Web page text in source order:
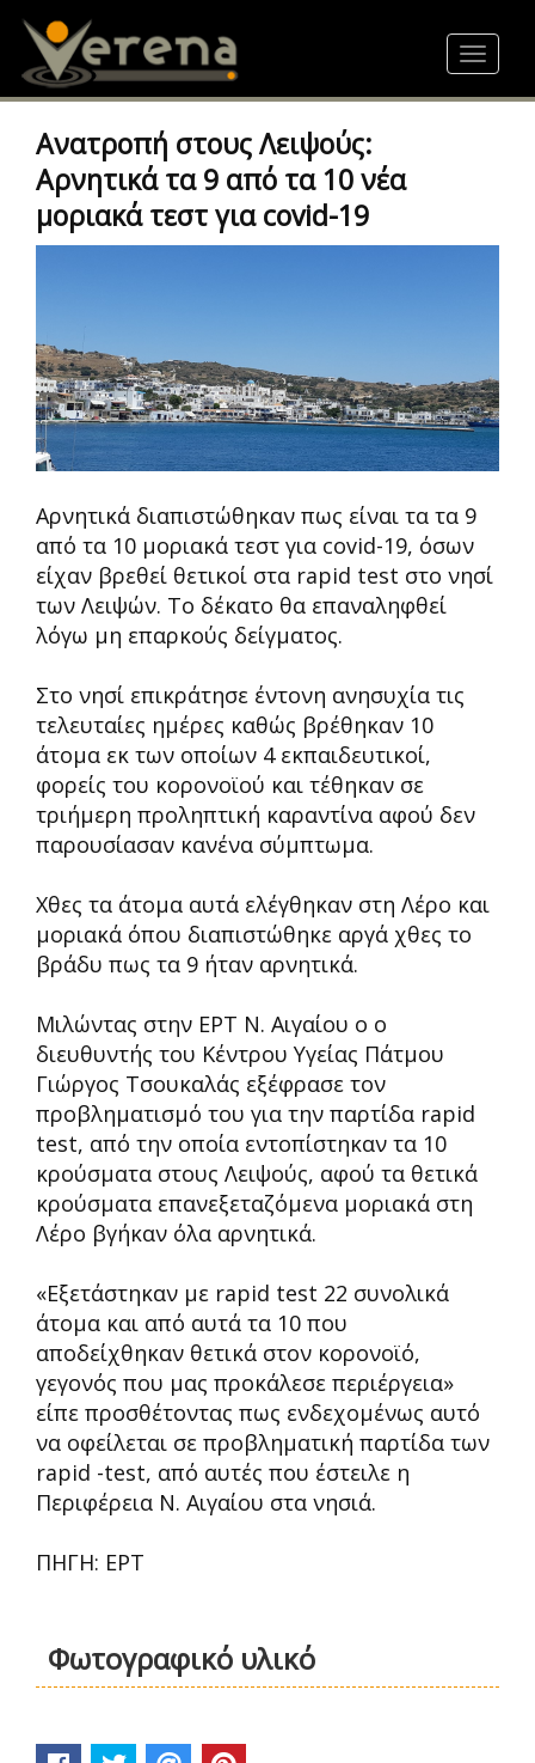
content
Toggle
Ανατροπή στους Λειψούς:
Αρνητικά τα 9 από τα 10 νέα
μοριακά τεστ για covid-19
Αρνητικά διαπιστώθηκαν πως είναι τα τα 9
από τα 10 μοριακά τεστ για covid-19, όσων
είχαν βρεθεί θετικοί στα rapid test στο νησί
των Λειψών. Το δέκατο θα επαναληφθεί
λόγω μη επαρκούς δείγματος.
Στο νησί επικράτησε έντονη ανησυχία τις
τελευταίες ημέρες καθώς βρέθηκαν 10
άτομα εκ των οποίων 4 εκπαιδευτικοί,
φορείς του κορονοϊού και τέθηκαν σε
τριήμερη προληπτική καραντίνα αφού δεν
παρουσίασαν κανένα σύμπτωμα.
Χθες τα άτομα αυτά ελέγθηκαν στη Λέρο και
μοριακά όπου διαπιστώθηκε αργά χθες το
βράδυ πως τα 9 ήταν αρνητικά.
Μιλώντας στην ΕΡΤ Ν. Αιγαίου ο ο
διευθυντής του Κέντρου Υγείας Πάτμου
Γιώργος Τσουκαλάς εξέφρασε τον
προβληματισμό του για την παρτίδα rapid
test, από την οποία εντοπίστηκαν τα 10
κρούσματα στους Λειψούς, αφού τα θετικά
κρούσματα επανεξεταζόμενα μοριακά στη
Λέρο βγήκαν όλα αρνητικά.
«Εξετάστηκαν με rapid test 22 συνολικά
άτομα και από αυτά τα 10 που
αποδείχθηκαν θετικά στον κορονοϊό,
γεγονός που μας προκάλεσε περιέργεια»
είπε προσθέτοντας πως ενδεχομένως αυτό
να οφείλεται σε προβληματική παρτίδα των
rapid -test, από αυτές που έστειλε η
Περιφέρεια Ν. Αιγαίου στα νησιά.
ΠΗΓΗ: ΕΡΤ
Φωτογραφικό υλικό